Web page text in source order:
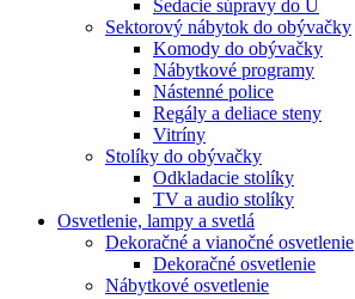
Sedacie súpravy do U
Sektorový nábytok do obývačky
Komody do obývačky
Nábytkové programy
Nástenné police
Regály a deliace steny
Vitríny
Stolíky do obývačky
Odkladacie stolíky
TV a audio stolíky
Osvetlenie, lampy a svetlá
Dekoračné a vianočné osvetlenie
Dekoračné osvetlenie
Nábytkové osvetlenie